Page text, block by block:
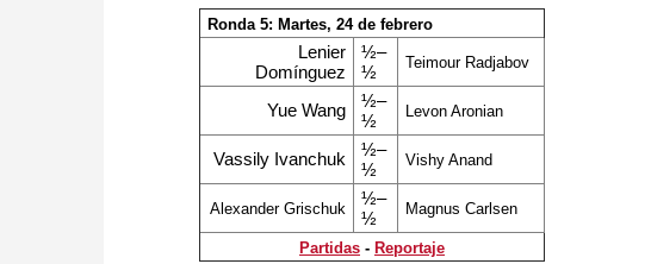
Ronda 5: Martes, 24 de febrero
Lenier
Domínguez
½–
½
Teimour Radjabov
Yue Wang
½–
½
Levon Aronian
Vassily Ivanchuk
½–
½
Vishy Anand
Alexander Grischuk
½–
½
Magnus Carlsen
Partidas - Reportaje